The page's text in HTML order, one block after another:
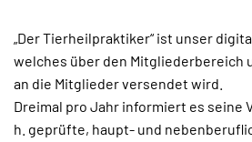
„Der Tierheilpraktiker“ ist unser
welches über den Mitgliederbereich
an die Mitglieder versendet wird.
Dreimal pro Jahr informiert es seine
h. geprüfte, haupt- und